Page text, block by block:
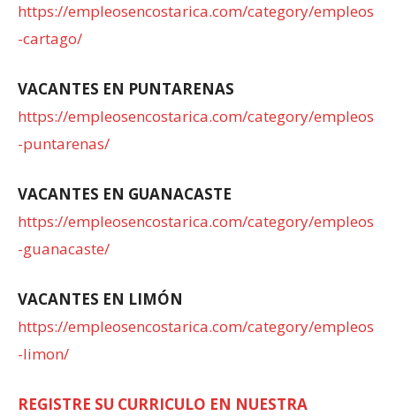
https://empleosencostarica.com/category/empleos
-cartago/
VACANTES EN PUNTARENAS
https://empleosencostarica.com/category/empleos
-puntarenas/
VACANTES EN GUANACASTE
https://empleosencostarica.com/category/empleos
-guanacaste/
VACANTES EN LIMÓN
https://empleosencostarica.com/category/empleos
-limon/
REGISTRE SU CURRICULO EN NUESTRA